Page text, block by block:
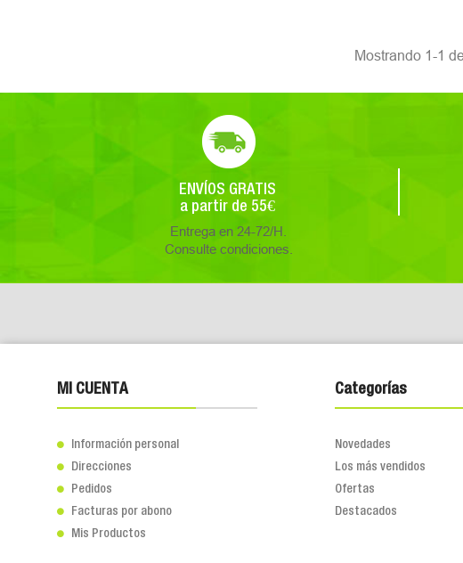
Mostrando 1-1
ENVÍOS GRATIS
a partir de 55€
Entrega en 24-72/H.
Consulte condiciones.
MI CUENTA
 Información personal
 Direcciones
 Pedidos
 Facturas por abono
 Mis Productos
Categorías
Novedades
Los más vendidos
Ofertas
Destacados